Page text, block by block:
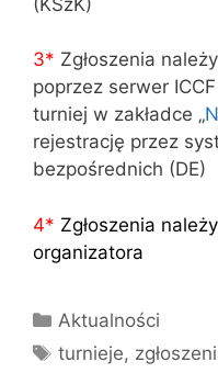
3* Zgłoszenia
poprzez serwer
turniej w zakładce „
rejestrację przez
bezpośrednich (DE)
4* Zgłoszenia
organizatora
Kategorie
Aktualności
Tagi
turnieje,